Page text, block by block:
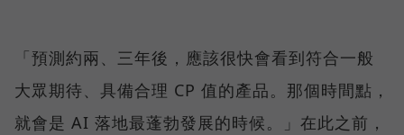
「預測約兩、三年後，應該很快會看到符合一般
大眾期待、具備合理 CP 值的產品。那個時間點，
就會是 AI 落地最蓬勃發展的時候。」在此之前，